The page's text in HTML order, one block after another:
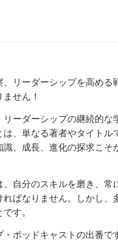
リーダーシップを高める
せん！
ーダーシップの継続的
は、単なる著者やタイト
、成長、進化の探求こ
、自分のスキルを磨き、
ばなりません。しかし、
す。
ポッドキャストの出番